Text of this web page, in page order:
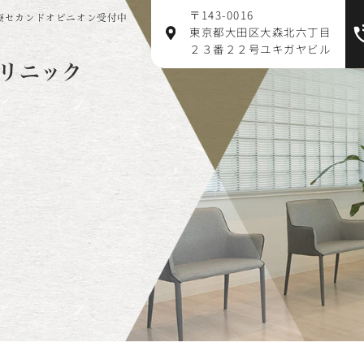
セカンドオピニオン受付中
ニック
〒143-0016
東京都大田区大森北六丁目
２３番２２号ユキガヤビル